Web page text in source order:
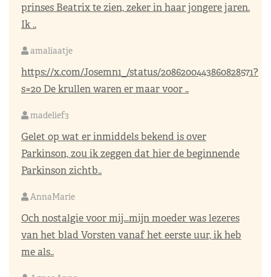
prinses Beatrix te zien, zeker in haar jongere jaren.
Ik ..
amaliaatje
https://x.com/Josemn1_/status/2086200443860828571?
s=20 De krullen waren er maar voor ..
madelief3
Gelet op wat er inmiddels bekend is over
Parkinson, zou ik zeggen dat hier de beginnende
Parkinson zichtb..
AnnaMarie
Och nostalgie voor mij…mijn moeder was lezeres
van het blad Vorsten vanaf het eerste uur, ik heb
me als..